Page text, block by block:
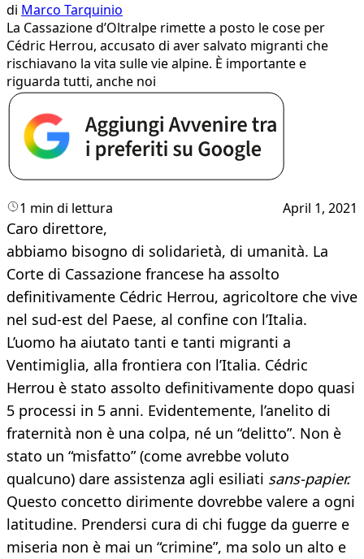
di Marco Tarquinio
La Cassazione d’Oltralpe rimette a posto le cose per
Cédric Herrou, accusato di aver salvato migranti che
rischiavano la vita sulle vie alpine. È importante e
riguarda tutti, anche noi
1 min di lettura April 1, 2021
Caro direttore,
abbiamo bisogno di solidarietà, di umanità. La
Corte di Cassazione francese ha assolto
definitivamente Cédric Herrou, agricoltore che vive
nel sud-est del Paese, al confine con l’Italia.
L’uomo ha aiutato tanti e tanti migranti a
Ventimiglia, alla frontiera con l’Italia. Cédric
Herrou è stato assolto definitivamente dopo quasi
5 processi in 5 anni. Evidentemente, l’anelito di
fraternità non è una colpa, né un “delitto”. Non è
stato un “misfatto” (come avrebbe voluto
qualcuno) dare assistenza agli esiliati sans-papier.
Questo concetto dirimente dovrebbe valere a ogni
latitudine. Prendersi cura di chi fugge da guerre e
miseria non è mai un “crimine”, ma solo un alto e